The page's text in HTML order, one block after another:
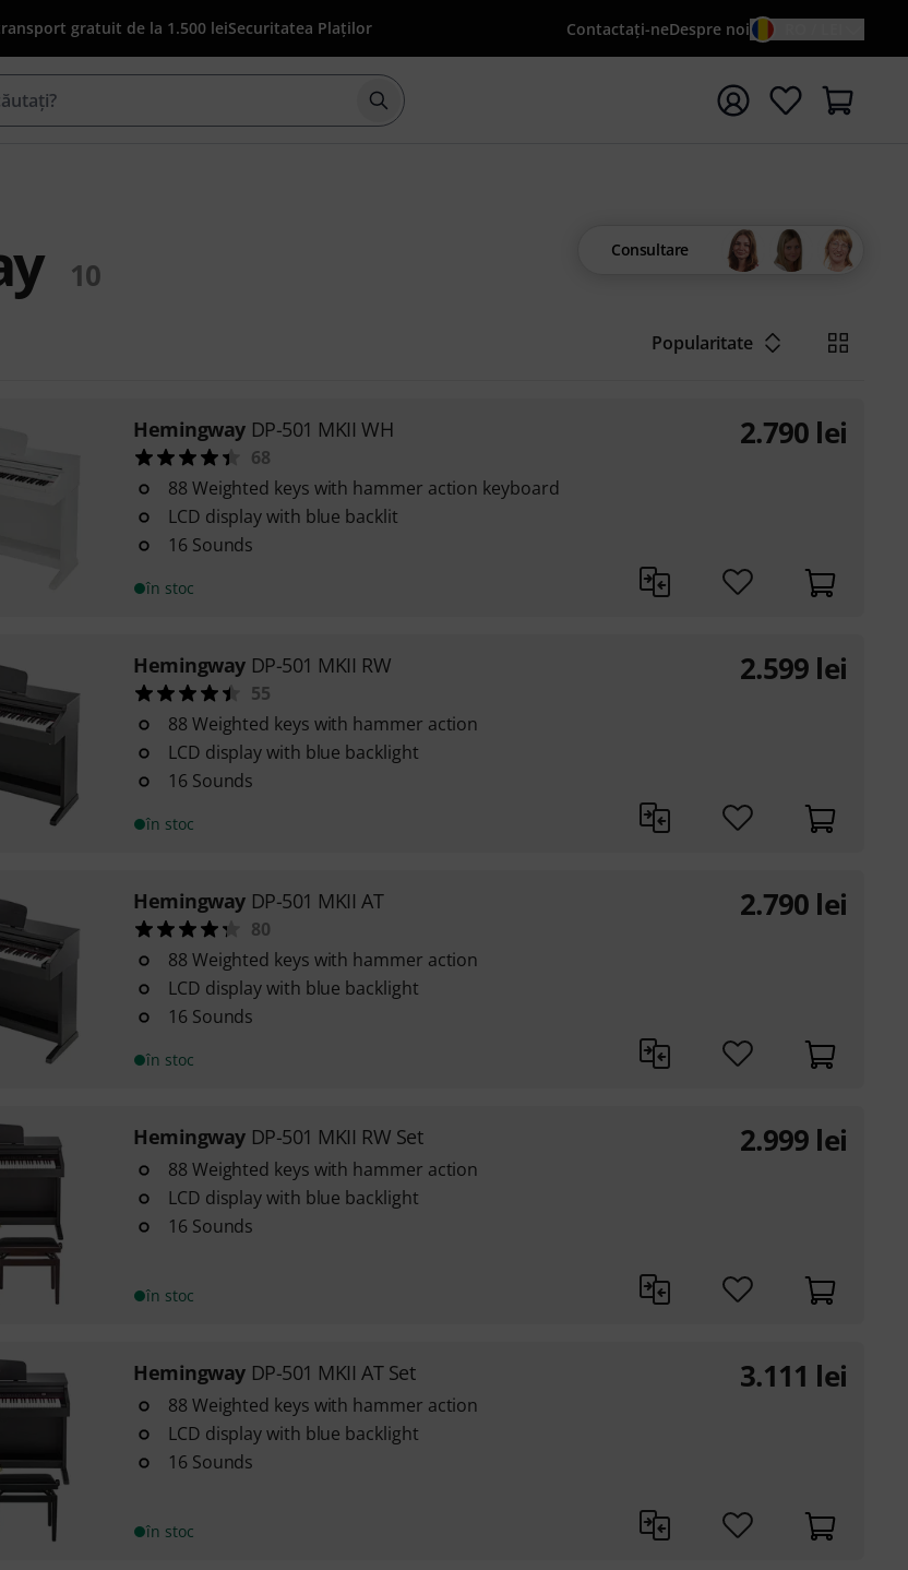
gratuit de la 1.500 leiSecuritatea Plaților Contactaţi-neDespre noi
Începeți căutarea cu termenul de căutare {searchTerm}
10
Consultare
Popularitate
Hemingway DP-501 MKII WH
68
88 Weighted keys with hammer action keyboard
LCD display with blue backlit
16 Sounds
în stoc
2.790 lei
Hemingway DP-501 MKII RW
55
88 Weighted keys with hammer action
LCD display with blue backlight
16 Sounds
în stoc
2.599 lei
Hemingway DP-501 MKII AT
80
88 Weighted keys with hammer action
LCD display with blue backlight
16 Sounds
în stoc
2.790 lei
Hemingway DP-501 MKII RW Set
88 Weighted keys with hammer action
LCD display with blue backlight
16 Sounds
în stoc
2.999 lei
Hemingway DP-501 MKII AT Set
88 Weighted keys with hammer action
LCD display with blue backlight
16 Sounds
în stoc
3.111 lei